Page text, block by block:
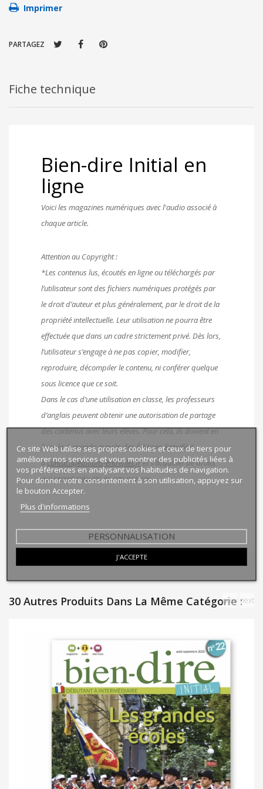
Imprimer
PARTAGEZ
Fiche technique
Bien-dire Initial en
ligne
Voici les magazines numériques avec l'audio associé à
chaque article.
Attention au Copyright :
*Les contenus lus, écoutés en ligne ou téléchargés par
l’utilisateur sont des fichiers numériques protégés par
le droit d’auteur et plus généralement, par le droit de la
propriété intellectuelle. Leur utilisation ne pourra être
effectuée que dans un cadre strictement privé. Dès lors,
l’utilisateur s’engage à ne pas copier, modifier,
reproduire, décompiler le contenu, ni conférer quelque
sous licence que ce soit.
Dans le cas d’une utilisation en classe, les professeurs
d’anglais peuvent obtenir une autorisation de partage
des contenus avec leurs élèves. Pour cela, ils doivent en
faire la demande auprès des Éditions Entrefilet
àcontact@editions-entrefilet.fret s’acquitter de droits
qui seront calculés au cas par cas.
30 Autres Produits Dans La Même Catégorie :
prev next
Ce site Web utilise ses propres cookies et ceux de tiers pour
améliorer nos services et vous montrer des publicités liées à
vos préférences en analysant vos habitudes de navigation.
Pour donner votre consentement à son utilisation, appuyez sur
le bouton Accepter.
Plus d'informations
PERSONNALISATION
J'ACCEPTE